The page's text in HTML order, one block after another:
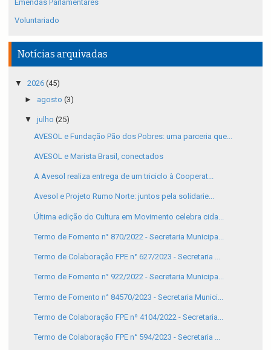
Emendas Parlamentares
Voluntariado
Notícias arquivadas
▼ 2026 (45)
► agosto (3)
▼ julho (25)
AVESOL e Fundação Pão dos Pobres: uma parceria que...
AVESOL e Marista Brasil, conectados
A Avesol realiza entrega de um triciclo à Cooperat...
Avesol e Projeto Rumo Norte: juntos pela solidarie...
Última edição do Cultura em Movimento celebra cida...
Termo de Fomento n° 870/2022 - Secretaria Municipa...
Termo de Colaboração FPE n° 627/2023 - Secretaria ...
Termo de Fomento n° 922/2022 - Secretaria Municipa...
Termo de Fomento n° 84570/2023 - Secretaria Munici...
Termo de Colaboração FPE nº 4104/2022 - Secretaria...
Termo de Colaboração FPE n° 594/2023 - Secretaria ...